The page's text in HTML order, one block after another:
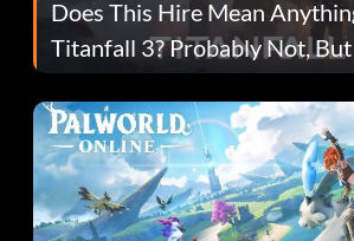
Does This Hire Mean
Titanfall 3? Probably Not, But
Fans Are Hopeful